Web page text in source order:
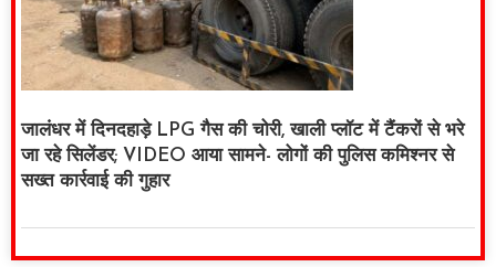
जालंधर में दिनदहाड़े LPG गैस की चोरी, खाली प्लॉट में टैंकरों से भरे
जा रहे सिलेंडर; VIDEO आया सामने- लोगों की पुलिस कमिश्नर से
सख्त कार्रवाई की गुहार